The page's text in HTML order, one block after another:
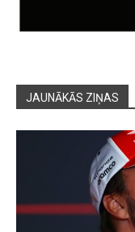
JAUNĀKĀS ZIŅAS